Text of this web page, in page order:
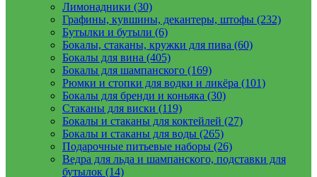
Лимонадники (30)
Графины, кувшины, декантеры, штофы (232)
Бутылки и бутыли (6)
Бокалы, стаканы, кружки для пива (60)
Бокалы для вина (405)
Бокалы для шампанского (169)
Рюмки и стопки для водки и ликёра (101)
Бокалы для бренди и коньяка (30)
Стаканы для виски (119)
Бокалы и стаканы для коктейлей (27)
Бокалы и стаканы для воды (265)
Подарочные питьевые наборы (26)
Ведра для льда и шампанского, подставки для
бутылок (14)